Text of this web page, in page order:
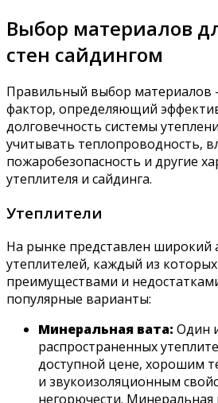
Выбор материалов
стен сайдингом
Правильный выбор материалов
фактор‚ определяющий
долговечность системы
учитывать теплопроводность‚
пожаробезопасность и другие
утеплителя и сайдинга.
Утеплители
На рынке представлен широкий
утеплителей‚ каждый из
преимуществами и
популярные варианты:
Минеральная вата: Один
распространенных
доступной цене‚ хорошим
и звукоизоляционным
негорючести. Минеральная